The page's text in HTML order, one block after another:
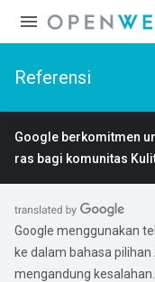
Referensi
Google berkomitmen
ras bagi komunitas
Google menggunakan
ke dalam bahasa
mengandung kesalahan.